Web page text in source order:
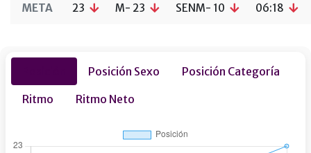
META 23 M- 23 SENM- 10 06:18
Posición Sexo
Posición Categoría
Ritmo
Ritmo Neto